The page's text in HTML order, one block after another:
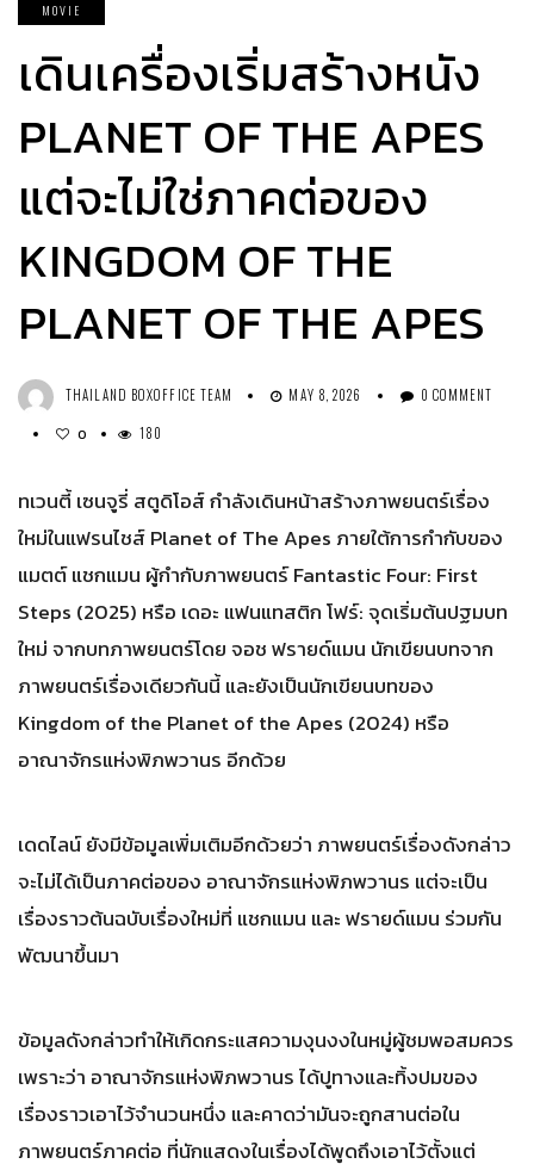
MOVIE
เดินเครื่องเริ่มสร้างหนัง
PLANET OF THE APES
แต่จะไม่ใช่ภาคต่อของ
KINGDOM OF THE
PLANET OF THE APES
THAILAND BOXOFFICE TEAM MAY 8, 2026 0 COMMENT
0 180
ทเวนตี้ เซนจูรี่ สตูดิโอส์ กำลังเดินหน้าสร้างภาพยนตร์เรื่อง
ใหม่ในแฟรนไชส์ Planet of The Apes ภายใต้การกำกับของ
แมตต์ แชกแมน ผู้กำกับภาพยนตร์ Fantastic Four: First
Steps (2025) หรือ เดอะ แฟนแทสติก โฟร์: จุดเริ่มต้นปฐมบท
ใหม่ จากบทภาพยนตร์โดย จอช ฟรายด์แมน นักเขียนบทจาก
ภาพยนตร์เรื่องเดียวกันนี้ และยังเป็นนักเขียนบทของ
Kingdom of the Planet of the Apes (2024) หรือ
อาณาจักรแห่งพิภพวานร อีกด้วย
เดดไลน์ ยังมีข้อมูลเพิ่มเติมอีกด้วยว่า ภาพยนตร์เรื่องดังกล่าว
จะไม่ได้เป็นภาคต่อของ อาณาจักรแห่งพิภพวานร แต่จะเป็น
เรื่องราวต้นฉบับเรื่องใหม่ที่ แชกแมน และ ฟรายด์แมน ร่วมกัน
พัฒนาขึ้นมา
ข้อมูลดังกล่าวทำให้เกิดกระแสความงุนงงในหมู่ผู้ชมพอสมควร
เพราะว่า อาณาจักรแห่งพิภพวานร ได้ปูทางและทิ้งปมของ
เรื่องราวเอาไว้จำนวนหนึ่ง และคาดว่ามันจะถูกสานต่อใน
ภาพยนตร์ภาคต่อ ที่นักแสดงในเรื่องได้พูดถึงเอาไว้ตั้งแต่